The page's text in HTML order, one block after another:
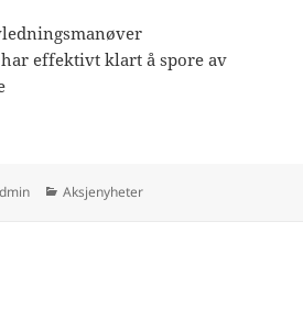
effektivt klart å spore av
Categories
Aksjenyheter